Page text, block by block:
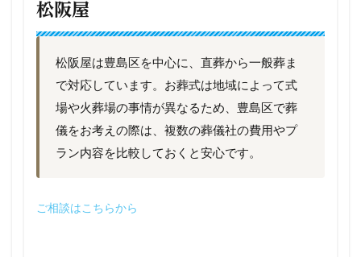
松阪屋
松阪屋は豊島区を中心に、直葬から一般葬ま
で対応しています。お葬式は地域によって式
場や火葬場の事情が異なるため、豊島区で葬
儀をお考えの際は、複数の葬儀社の費用やプ
ラン内容を比較しておくと安心です。
ご相談はこちらから